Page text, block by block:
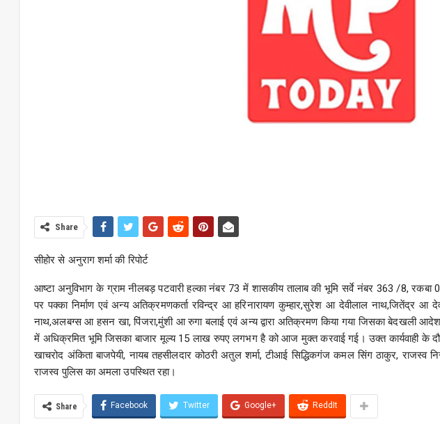
Share
सीहोर से अनुराग शर्मा की रिपोर्ट
आष्टा अनुविभाग के ग्राम नीलबड़ पटवारी हल्का नंबर 73 में शासकीय तालाब की भूमि सर्वे नंबर 363 /8,
पर पक्का निर्माण एवं अन्य अतिक्रमणकर्ता रविन्द्र आ हरिनारायण कुम्हार,सुरेश आ देवीलाल नाथ,जितेंद्र
नाथ,अलबग्स आ हसन खा, पिंजरा,मुंशी आ रुगा बलाई एवं अन्य द्वारा अतिक्रमण किया गया जिसका बेदखली आदेश
में अधिक्रमित भूमि जिसका बाजार मूल्य 15 लाख रुपए लगभग है को आज मुक्त करवाई गई। उक्त कार्यवाही के
खाचरोद अंकिता बाजपेयी, नायब तहसीलदार कोठरी अतुल शर्मा, टीआई सिद्धिकगंज कमल सिंग ठाकुर, राजस्व
राजस्व पुलिस का अमला उपस्थित रहा।
Share Facebook Twitter Google+ ReddIt